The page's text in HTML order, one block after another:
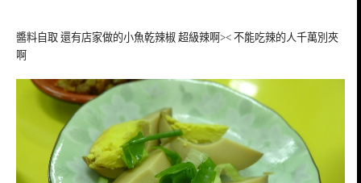
醬料自取 還有店家做的小魚乾辣椒 超級辣啊>< 不能吃辣的人千萬別夾
啊